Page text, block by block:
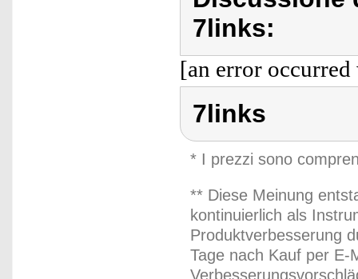
7links:
[an error
7links
* I prezzi sono
** Diese Meinung
kontinuierlich als
Produktverbesserung
Tage nach Kauf per E-